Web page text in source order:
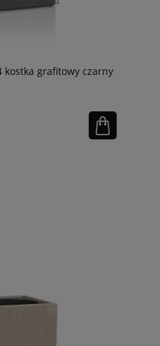
kostka grafitowy czarny